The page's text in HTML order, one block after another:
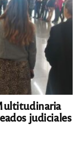
judiciales